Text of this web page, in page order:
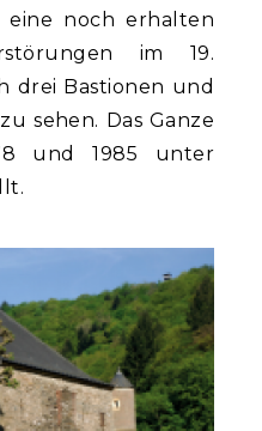
eine noch erhalten
im 19.
drei Bastionen und
sehen. Das Ganze
und 1985 unter